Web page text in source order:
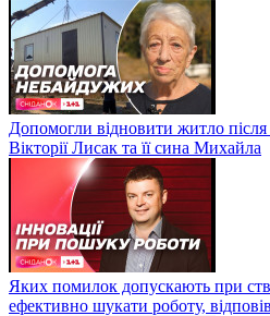
Допомогли відновити житло після
Вікторії Лисак та її сина Михайла
Яких помилок допускають при
ефективно шукати роботу,